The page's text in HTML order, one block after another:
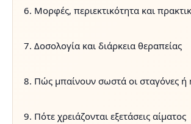
6. Μορφές, περιεκτικότητα και
7. Δοσολογία και διάρκεια θεραπείας
8. Πώς μπαίνουν σωστά οι σταγόνες ή
9. Πότε χρειάζονται εξετάσεις αίματος